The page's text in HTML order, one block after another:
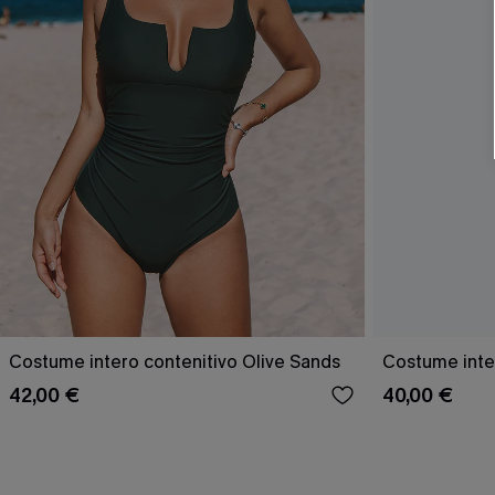
Costume intero contenitivo Olive Sands
42,00 €
Costume
40,00 €